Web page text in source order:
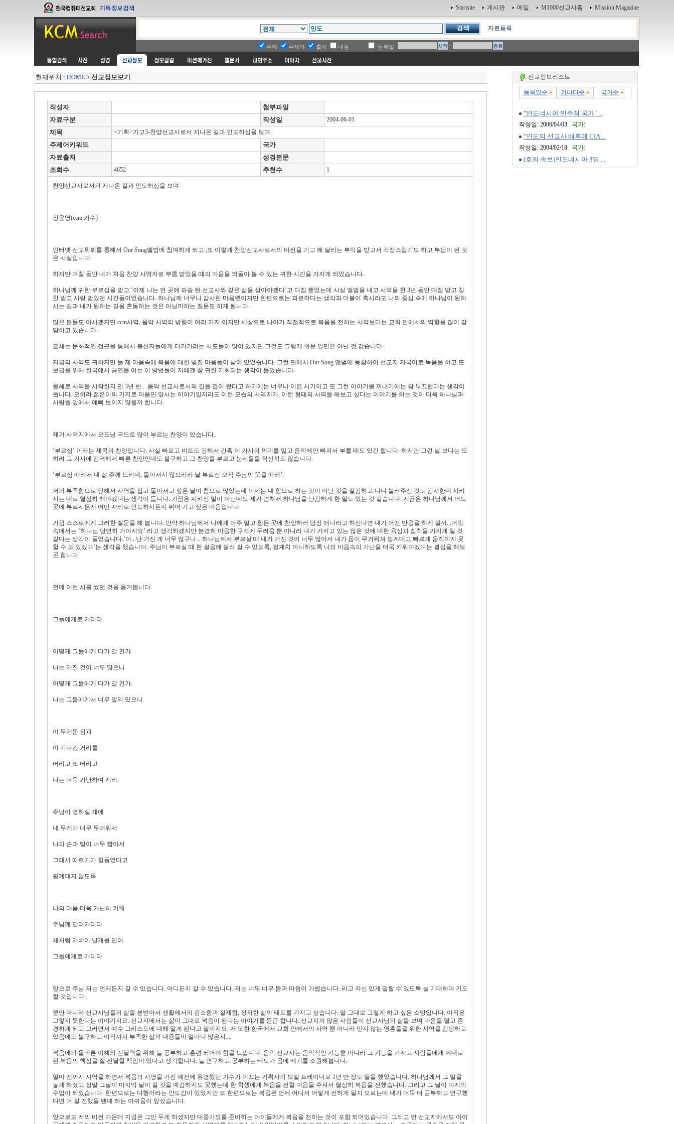
Startsite 게시판 메일 M1000선교사홈 Mission Magazine
자료등록
주제 주제어 출처 내용 등록일 ~
현재위치 : HOME> 선교정보보기
작성자
첨부파일
자료구분
작성일 2004-06-01
제목 <기획>기고3-찬양선교사로서 지나온 길과 인도하심을 보며
주제어키워드
국가
자료출처
성경본문
조회수
4652 추천수 1
찬양선교사로서의 지나온 길과 인도하심을 보며
장윤영(ccm 가수)
인터넷 선교학회를 통해서 Our Song앨범에 참여하게 되고 ,또 이렇게 찬양선교사로서의 비전을 기고 해 달라는 부탁을 받고서 걱정스럽기도 하고 부담이 된 것
은 사실입니다.
하지만 며칠 동안 내가 처음 찬양 사역자로 부름 받았을 때의 마음을 되돌아 볼 수 있는 귀한 시간을 가지게 되었습니다.
하나님께 귀한 부르심을 받고 ‘이제 나는 먼 곳에 파송 된 선교사와 같은 삶을 살아야겠다’고 다짐 했었는데 사실 앨범을 내고 사역을 한 3년 동안 대접 받고 칭
찬 받고 사랑 받았던 시간들이었습니다. 하나님께 너무나 감사한 마음뿐이지만 한편으로는 과분하다는 생각과 더불어 혹시라도 나의 중심 속에 하나님이 원하
시는 길과 내가 원하는 길을 혼동하는 것은 아닐까하는 질문도 하게 됩니다.
많은 분들도 아시겠지만 ccm사역, 음악 사역의 방향이 여러 가지 이지만 세상으로 나아가 직접적으로 복음을 전하는 사역보다는 교회 안에서의 역할을 많이 감
당하고 있습니다.
요새는 문화적인 접근을 통해서 불신자들에게 다가가려는 시도들이 많이 있지만 그것도 그렇게 쉬운 일만은 아닌 것 같습니다.
지금의 사역도 귀하지만 늘 제 마음속에 복음에 대한 빚진 마음들이 남아 있었습니다. 그런 면에서 Our Song 앨범에 동참하여 선교지 자국어로 녹음을 하고 또
보급을 위해 한국에서 공연을 여는 이 방법들이 저에겐 참 귀한 기회라는 생각이 들었습니다.
올해로 사역을 시작한지 만 3년 반... 음악 선교사로서의 길을 걸어 왔다고 하기에는 너무나 이른 시기이고 또 그런 이야기를 꺼내기에는 참 부끄럽다는 생각이
듭니다. 오히려 젊은이의 기지로 마음만 앞서는 이야기일지라도 이런 모습의 사역자가, 이런 형태의 사역을 해보고 싶다는 이야기를 하는 것이 더욱 하나님과
사람들 앞에서 예뻐 보이지 않을까 합니다.
제가 사역지에서 오프닝 곡으로 많이 부르는 찬양이 있습니다.
‘부르심’ 이라는 제목의 찬양입니다. 사실 빠르고 비트도 강해서 간혹 이 가사의 의미를 잃고 음악에만 빠져서 부를 때도 있긴 합니다. 하지만 그런 날 보다는 오
히려 그 가사에 감격해서 빠른 찬양인데도 불구하고 그 찬양을 부르고 눈시울을 적신적도 많습니다.
‘부르심 따라서 내 삶 주께 드리네, 돌아서지 않으리라 날 부르신 오직 주님의 뜻을 따라’.
저의 부족함으로 인해서 사역을 접고 돌아서고 싶은 날이 참으로 많았는데 이제는 내 힘으로 하는 것이 아닌 것을 절감하고 나니 불러주신 것도 감사한데 시키
시는 대로 열심히 해야겠다는 생각이 듭니다. 가끔은 시키신 일이 아닌데도 제가 넘쳐서 하나님을 난감하게 한 일도 있는 것 같습니다. 지금은 하나님께서 어느
곳에 부르시든지 어떤 자리로 인도하시든지 뛰어 가고 싶은 마음입니다.
가끔 스스로에게 그러한 질문을 해 봅니다. 만약 하나님께서 나에게 아주 멀고 힘든 곳에 찬양하러 당장 떠나라고 하신다면 내가 어떤 반응을 하게 될까...머릿
속에서는 ‘하나님 당연히 가야지요’ 라고 생각하겠지만 분명히 마음한 구석에 두려움 뿐 아니라 내가 가지고 있는 많은 것에 대한 욕심과 집착을 가지게 될 것
같다는 생각이 들었습니다.‘아...난 가진 게 너무 많구나... 하나님께서 부르실 때 내가 가진 것이 너무 많아서 내가 몸이 무거워져 핑계대고 빠르게 움직이지 못
할 수 도 있겠다’는 생각을 했습니다. 주님이 부르실 때 한 걸음에 달려 갈 수 있도록, 핑계치 아니하도록 나의 마음속의 가난을 더욱 키워야겠다는 결심을 해보
곤 합니다.
전에 이런 시를 썼던 것을 옮겨봅니다.
그들에게로 가리라
어떻게 그들에게 다가 갈 건가.
나는 가진 것이 너무 많으니
어떻게 그들에게 다가 갈 건가.
나는 그들에게서 너무 멀리 있으니
이 무거운 짐과
이 기나긴 거리를
버리고 또 버리고
나는 더욱 가난하여 지리.
주님이 명하실 때에
내 무게가 너무 무거워서
나의 손과 발이 너무 짧아서
그래서 따르기가 힘들었다고
핑계대지 않도록
나의 마음 더욱 가난히 키워
주님께 달려가리라.
새처럼 가벼이 날개를 입어
그들에게로 가리라.
앞으로 주님 저는 언제든지 갈 수 있습니다. 어디든지 갈 수 있습니다. 저는 너무 너무 몸과 마음이 가볍습니다. 라고 자신 있게 말할 수 있도록 늘 기대하며 기도
할 것입니다.
뿐만 아니라 선교사님들의 삶을 본받아서 생활에서의 검소함과 절제함, 정직한 삶의 태도를 가지고 싶습니다. 말 그대로 그렇게 하고 싶은 소망입니다. 아직은
그렇지 못한다는 이야기지요. 선교지에서는 삶이 그대로 복음이 된다는 이야기를 듣곤 합니다. 선교지의 많은 사람들이 선교사님의 삶을 보며 마음을 열고 존
경하게 되고 그러면서 예수 그리스도에 대해 알게 된다고 말이지요. 저 또한 한국에서 교회 안에서의 사역 뿐 아니라 믿지 않는 영혼들을 위한 사역을 감당하고
있음에도 불구하고 아직까지 부족한 삶의 내용들이 얼마나 많은지....
복음에의 올바른 이해와 전달력을 위해 늘 공부하고 훈련 되어야 함을 느낍니다. 음악 선교사는 음악적인 기능뿐 아니라 그 기능을 가지고 사람들에게 제대로
된 복음의 핵심을 잘 전달할 책임이 있다고 생각합니다. 늘 연구하고 공부하는 태도가 몸에 배기를 소원해봅니다.
얼마 전까지 사역을 하면서 복음의 사명을 가진 예전에 유명했던 가수가 이끄는 기획사의 보컬 트레이너로 1년 반 정도 일을 했었습니다. 하나님께서 그 일을
놓게 하셨고 정말 그날이 마지막 날이 될 것을 예감하지도 못했는데 한 학생에게 복음을 전할 마음을 주셔서 열심히 복음을 전했습니다. 그리고 그 날이 마지막
수업이 되었습니다. 한편으로는 다행이라는 안도감이 있었지만 또 한편으로는 복음은 언제 어디서 어떻게 전하게 될지 모르는데 내가 더욱 더 공부하고 연구했
다면 더 잘 전했을 텐데 하는 아쉬움이 앞섰습니다.
앞으로도 저의 비전 가운데 지금은 그만 두게 하셨지만 대중가요를 준비하는 아이들에게 복음을 전하는 것이 포함 되어있습니다. 그리고 먼 선교지에서도 아이
선교정보리스트